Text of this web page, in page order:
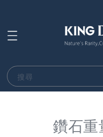
搜尋
鑽石